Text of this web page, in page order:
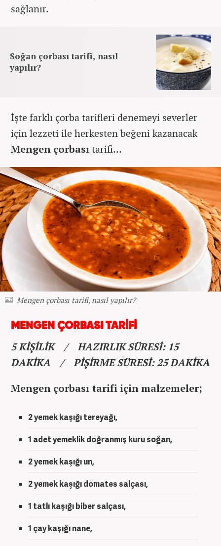
sağlanır.
Soğan çorbası tarifi, nasıl
yapılır?
İşte farklı çorba tarifleri denemeyi severler
için lezzeti ile herkesten beğeni kazanacak
Mengen çorbasıtarifi…
Mengen çorbası tarifi, nasıl yapılır?
MENGEN ÇORBASI TARİFİ
5 KİŞİLİK / HAZIRLIK SÜRESİ: 15
DAKİKA / PİŞİRME SÜRESİ: 25 DAKİKA
Mengen çorbası tarifi için malzemeler;
2 yemek kaşığı tereyağı,
1 adet yemeklik doğranmış kuru soğan,
2 yemek kaşığı un,
2 yemek kaşığı domates salçası,
1 tatlı kaşığı biber salçası,
1 çay kaşığı nane,